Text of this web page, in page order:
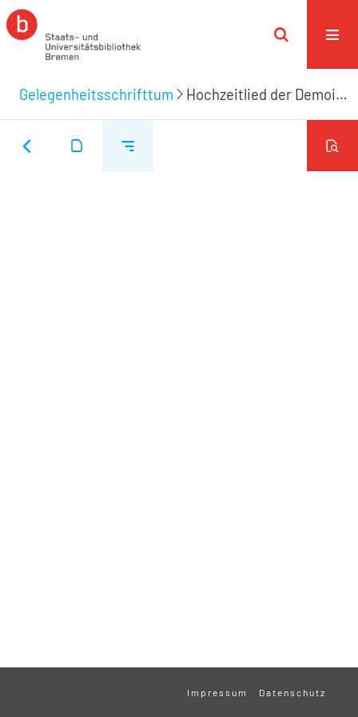
Gelegenheitsschrifttum Hochzeitlied der Demoiselle von der Heide und des Herrn Johann Heinrich Weber am Tage Ihrer ehelichen Verbindung in Braunschweig
Impressum Datenschutz